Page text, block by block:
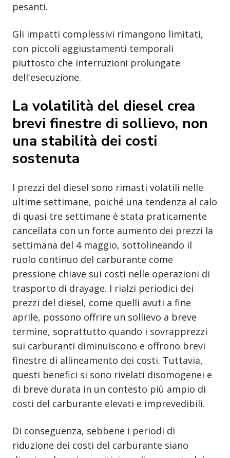
pesanti.
Gli impatti complessivi rimangono limitati,
con piccoli aggiustamenti temporali
piuttosto che interruzioni prolungate
dell'esecuzione.
La volatilità del diesel crea
brevi finestre di sollievo, non
una stabilità dei costi
sostenuta
I prezzi del diesel sono rimasti volatili nelle
ultime settimane, poiché una tendenza al calo
di quasi tre settimane è stata praticamente
cancellata con un forte aumento dei prezzi la
settimana del 4 maggio, sottolineando il
ruolo continuo del carburante come
pressione chiave sui costi nelle operazioni di
trasporto di drayage. I rialzi periodici dei
prezzi del diesel, come quelli avuti a fine
aprile, possono offrire un sollievo a breve
termine, soprattutto quando i sovrapprezzi
sui carburanti diminuiscono e offrono brevi
finestre di allineamento dei costi. Tuttavia,
questi benefici si sono rivelati disomogenei e
di breve durata in un contesto più ampio di
costi del carburante elevati e imprevedibili.
Di conseguenza, sebbene i periodi di
riduzione dei costi del carburante siano